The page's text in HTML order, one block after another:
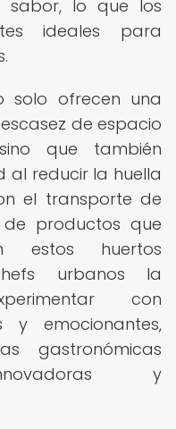
sabor, lo que los
ideales para
solo ofrecen una
de espacio
que también
al reducir la huella
el transporte de
de productos que
estos huertos
urbanos la
con
y emocionantes,
gastronómicas
y